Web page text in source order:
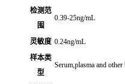
检测范
围
0.39-25ng/mL
灵敏度 0.24ng/mL
样本类
型
Serum,plasma and